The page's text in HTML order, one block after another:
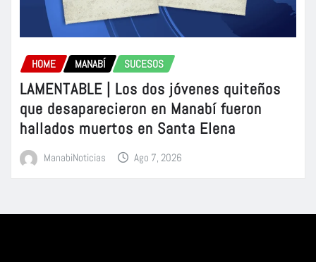
HOME MANABÍ SUCESOS
LAMENTABLE | Los dos jóvenes quiteños
que desaparecieron en Manabí fueron
hallados muertos en Santa Elena
ManabiNoticias Ago 7, 2026